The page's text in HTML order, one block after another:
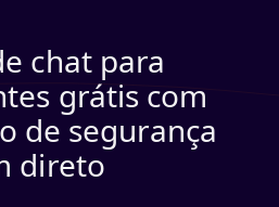
chat para
grátis com
de segurança
direto